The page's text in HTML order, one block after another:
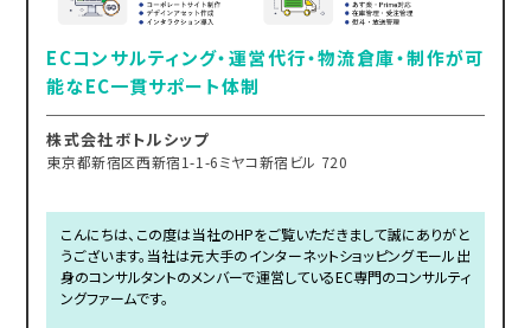
ECコンサルティング・運営代行・物流倉庫・制作が可
能なEC一貫サポート体制
株式会社ボトルシップ
東京都新宿区西新宿1-1-6ミヤコ新宿ビル 720
こんにちは、この度は当社のHPをご覧いただきまして誠にありがと
うございます。当社は元大手のインターネットショッピングモール出
身のコンサルタントのメンバーで運営しているEC専門のコンサルティ
ングファームです。